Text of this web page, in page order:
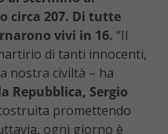
circa 207. Di tutte
vivi in 16. “Il
di tanti innocenti,
nostra civiltà – ha
Repubblica, Sergio
promettendo
ogni giorno è